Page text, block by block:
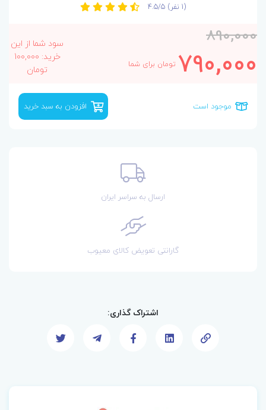
4.5/5 (1 نفر)
890,000
790,000 تومان برای شما
سود شما از این
خرید: 100,000
تومان
موجود است افزودن به سبد خرید
ارسال به سراسر ایران
گارانتی تعویض کالای معیوب
اشتراک گذاری: